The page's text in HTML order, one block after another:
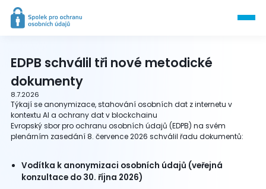
EDPB schválil tři nové metodické
dokumenty
8.7.2026
Týkají se anonymizace, stahování osobních dat z internetu v
kontextu AI a ochrany dat v blockchainu
Evropský sbor pro ochranu osobních údajů (EDPB) na svém
plenárním zasedání 8. července 2026 schválil řadu dokumentů:
Vodítka k anonymizaci osobních údajů (veřejná
konzultace do 30. října 2026)